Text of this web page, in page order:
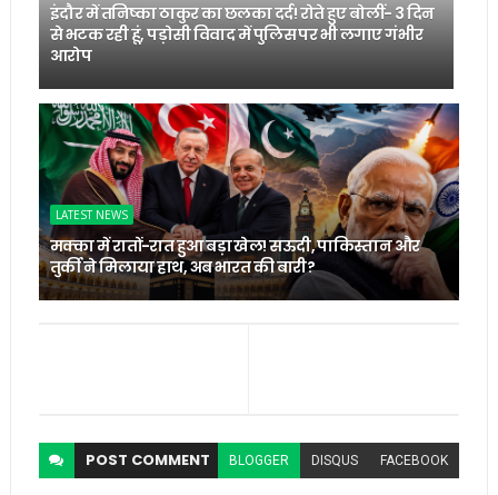
इंदौर में तनिष्का ठाकुर का छलका दर्द! रोते हुए बोलीं- 3 दिन
से भटक रही हूं, पड़ोसी विवाद में पुलिस पर भी लगाए गंभीर
आरोप
LATEST NEWS
मक्का में रातों-रात हुआ बड़ा खेल! सऊदी, पाकिस्तान और
तुर्की ने मिलाया हाथ, अब भारत की बारी?
POST COMMENT BLOGGER DISQUS FACEBOOK